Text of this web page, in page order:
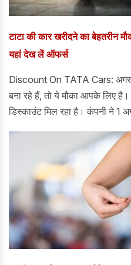
टाटा की कार खरीदने का बेहतरीन
यहां देख लें ऑफर्स
Discount On TATA Cars: अगर
बना रहे हैं, तो ये मौका आपके लिए है।
डिस्काउंट मिल रहा है। कंपनी ने